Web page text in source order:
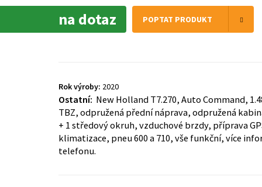
na dotaz POPTAT PRODUKT
Rok výroby: 2020
Ostatní: New Holland T7.270, Auto Command,
TBZ, odpružená přední náprava, odpružená
+ 1 středový okruh, vzduchové brzdy, příprava
klimatizace, pneu 600 a 710, vše funkční, více
telefonu.